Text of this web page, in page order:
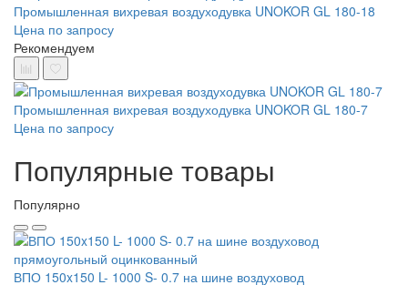
Промышленная вихревая воздуходувка UNOKOR GL 180-18
Цена по запросу
Рекомендуем
Промышленная вихревая воздуходувка UNOKOR GL 180-7
Цена по запросу
Популярные товары
Популярно
ВПО 150x150 L- 1000 S- 0.7 на шине воздуховод